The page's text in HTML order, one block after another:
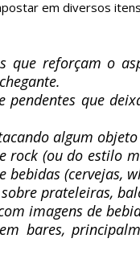
em diversos
que reforçam o
pendentes que
algum
rock (ou do estilo
bebidas (cervejas,
prateleiras,
imagens de
bares,